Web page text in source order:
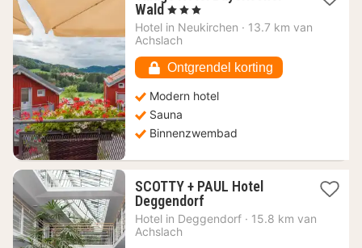
Wald 1
nacht
vanaf
€
, 3 Sterren
Hotel in Neukirchen · 13.7 km van
Achslach
Ontgrendel korting
Modern hotel
Sauna
Binnenzwembad
SCOTTY + PAUL Hotel
Deggendorf1
nacht
vanaf
Hotel in Deggendorf · 15.8 km van
Achslach